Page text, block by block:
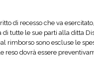
di recesso che va
tutte le sue parti alla ditta
rimborso sono escluse le
reso dovrà essere